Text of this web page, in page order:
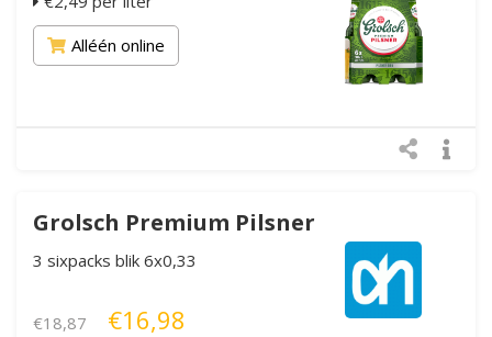
Alléén online
Grolsch Premium Pilsner
3 sixpacks blik 6x0,33
€18,87 €16,98